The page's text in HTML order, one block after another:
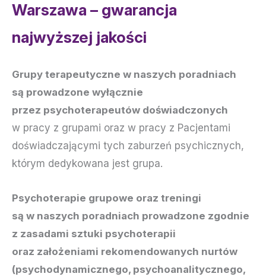
Warszawa – gwarancja
najwyższej jakości
Grupy terapeutyczne w naszych poradniach
są prowadzone wyłącznie
przez psychoterapeutów doświadczonych
w pracy z grupami oraz w pracy z Pacjentami
doświadczającymi tych zaburzeń psychicznych,
którym dedykowana jest grupa.
Psychoterapie grupowe oraz treningi
są w naszych poradniach prowadzone zgodnie
z zasadami sztuki psychoterapii
oraz założeniami rekomendowanych nurtów
(psychodynamicznego, psychoanalitycznego,